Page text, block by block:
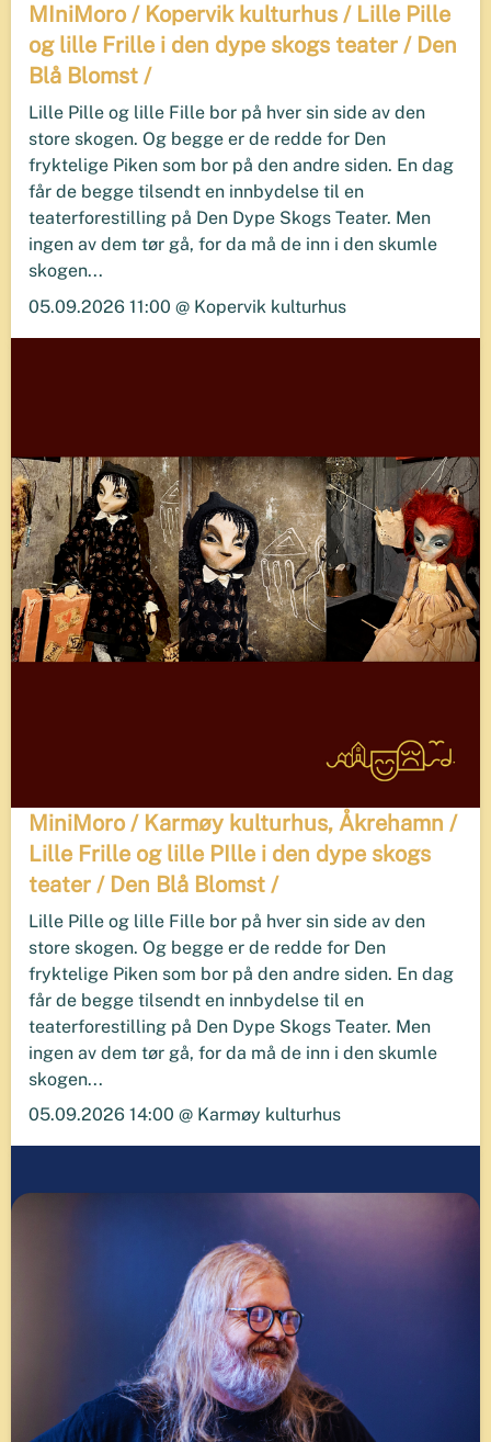
MIniMoro / Kopervik kulturhus / Lille Pille
og lille Frille i den dype skogs teater / Den
Blå Blomst /
Lille Pille og lille Fille bor på hver sin side av den
store skogen. Og begge er de redde for Den
fryktelige Piken som bor på den andre siden. En dag
får de begge tilsendt en innbydelse til en
teaterforestilling på Den Dype Skogs Teater. Men
ingen av dem tør gå, for da må de inn i den skumle
skogen...
05.09.2026 11:00 @ Kopervik kulturhus
MiniMoro / Karmøy kulturhus, Åkrehamn /
Lille Frille og lille PIlle i den dype skogs
teater / Den Blå Blomst /
Lille Pille og lille Fille bor på hver sin side av den
store skogen. Og begge er de redde for Den
fryktelige Piken som bor på den andre siden. En dag
får de begge tilsendt en innbydelse til en
teaterforestilling på Den Dype Skogs Teater. Men
ingen av dem tør gå, for da må de inn i den skumle
skogen...
05.09.2026 14:00 @ Karmøy kulturhus